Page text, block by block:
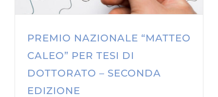
PREMIO NAZIONALE “MATTEO
CALEO” PER TESI DI
DOTTORATO – SECONDA
EDIZIONE